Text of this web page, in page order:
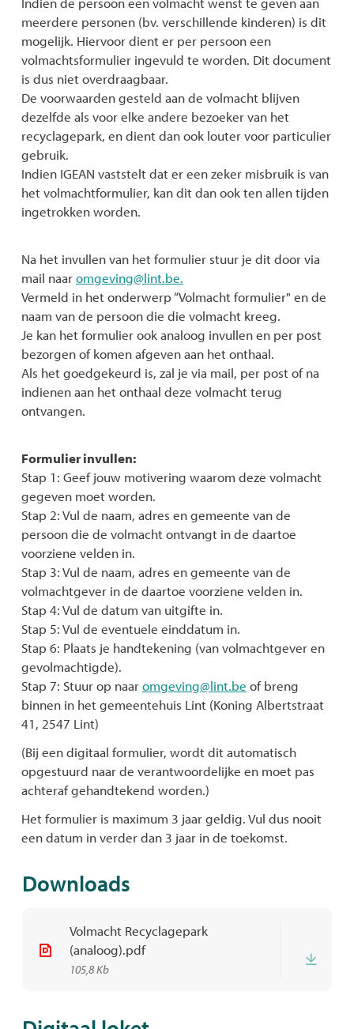
meerdere personen (bv. verschillende kinderen) is dit
mogelijk. Hiervoor dient er per persoon een
volmachtsformulier ingevuld te worden. Dit document
is dus niet overdraagbaar.
De voorwaarden gesteld aan de volmacht blijven
dezelfde als voor elke andere bezoeker van het
recyclagepark, en dient dan ook louter voor particulier
gebruik.
Indien IGEAN vaststelt dat er een zeker misbruik is van
het volmachtformulier, kan dit dan ook ten allen tijden
ingetrokken worden.
Na het invullen van het formulier stuur je dit door via
mail naaromgeving@lint.be.
Vermeld in het onderwerp “Volmacht formulier" en de
naam van de persoon die die volmacht kreeg.
Je kan het formulier ook analoog invullen en per post
bezorgen of komen afgeven aan het onthaal.
Als het goedgekeurd is, zal je via mail, per post of na
indienen aan het onthaal deze volmacht terug
ontvangen.
Formulier invullen:
Stap 1: Geef jouw motivering waarom deze volmacht
gegeven moet worden.
Stap 2: Vul de naam, adres en gemeente van de
persoon die de volmacht ontvangt in de daartoe
voorziene velden in.
Stap 3: Vul de naam, adres en gemeente van de
volmachtgever in de daartoe voorziene velden in.
Stap 4: Vul de datum van uitgifte in.
Stap 5: Vul de eventuele einddatum in.
Stap 6: Plaats je handtekening (van volmachtgever en
gevolmachtigde).
Stap 7: Stuur op naaromgeving@lint.be of breng
binnen in het gemeentehuis Lint (Koning Albertstraat
41, 2547 Lint)
(Bij een digitaal formulier, wordt dit automatisch
opgestuurd naar de verantwoordelijke en moet pas
achteraf gehandtekend worden.)
Het formulier is maximum 3 jaar geldig. Vul dus nooit
een datum in verder dan 3 jaar in de toekomst.
Downloads
Volmacht Recyclagepark
(analoog).pdf
105,8 Kb